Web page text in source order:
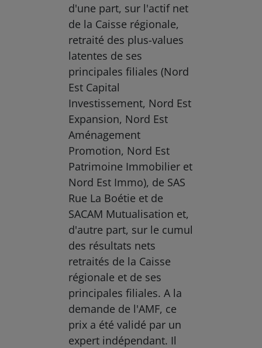
d'une part, sur l'actif net
de la Caisse régionale,
retraité des plus-values
latentes de ses
principales filiales (Nord
Est Capital
Investissement, Nord Est
Expansion, Nord Est
Aménagement
Promotion, Nord Est
Patrimoine Immobilier et
Nord Est Immo), de SAS
Rue La Boétie et de
SACAM Mutualisation et,
d'autre part, sur le cumul
des résultats nets
retraités de la Caisse
régionale et de ses
principales filiales. A la
demande de l'AMF, ce
prix a été validé par un
expert indépendant. Il